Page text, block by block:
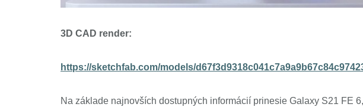
3D CAD render:
https://sketchfab.com/models/
Na základe najnovších dostupných informácií prinesie Galaxy S21 FE